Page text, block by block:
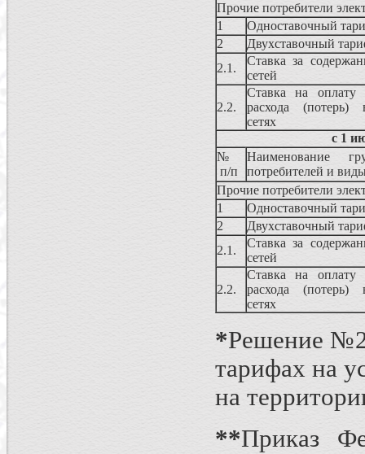
Прочие потребители
1
Одноставочный
2
Двухставочный
2.1.
Ставка за
сетей
2.2.
Ставка на оплату
расхода (потерь)
сетях
с 1
№
п/п
Наименование
потребителей и
Прочие потребители
1
Одноставочный
2
Двухставочный
2.1.
Ставка за
сетей
2.2.
Ставка на оплату
расхода (потерь)
сетях
*Решение
тарифах на
на
**Приказ